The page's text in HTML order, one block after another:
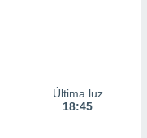
Última luz
18:45